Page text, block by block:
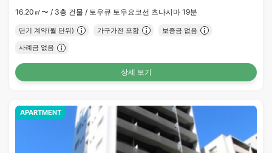
16.20㎡〜 / 3층 건물 / 토우큐 토우요코선 츠나시마 19분
단기 계약(월 단위) 가구가전 포함 보증금 없음
사례금 없음
상세 보기
APARTMENT